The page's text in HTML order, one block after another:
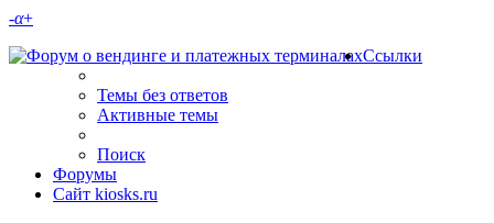
-α+
Ссылки
Темы без ответов
Активные темы
Поиск
Форумы
Сайт kiosks.ru